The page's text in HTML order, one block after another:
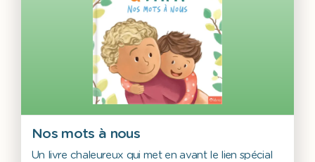
Nos mots à nous
Un livre chaleureux qui met en avant le lien spécial